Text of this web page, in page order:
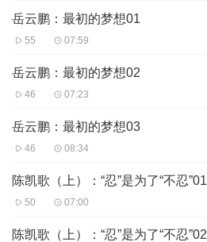
岳云鹏：最初的梦想01
55 07:59
岳云鹏：最初的梦想02
46 07:23
岳云鹏：最初的梦想03
46 08:34
陈凯歌（上）：“忍”是为了“不忍”01
50 07:00
陈凯歌（上）：“忍”是为了“不忍”02